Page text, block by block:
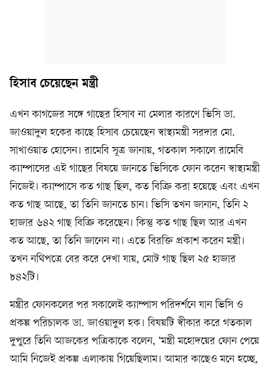
হিসাব চেয়েছেন মন্ত্রী
এখন কাগজের সঙ্গে গাছের হিসাব না মেলার কারণে ভিসি ডা.
জাওয়াদুল হকের কাছে হিসাব চেয়েছেন স্বাস্থ্যমন্ত্রী সরদার মো.
সাখাওয়াত হোসেন। রামেবি সূত্র জানায়, গতকাল সকালে রামেবি
ক্যাম্পাসের এই গাছের বিষয়ে জানতে ভিসিকে ফোন করেন স্বাস্থ্যমন্ত্রী
নিজেই। ক্যাম্পাসে কত গাছ ছিল, কত বিক্রি করা হয়েছে এবং এখন
কত গাছ আছে, তা তিনি জানতে চান। ভিসি তখন জানান, তিনি ২
হাজার ৬৪২ গাছ বিক্রি করেছেন। কিন্তু কত গাছ ছিল আর এখন
কত আছে, তা তিনি জানেন না। এতে বিরক্তি প্রকাশ করেন মন্ত্রী।
তখন নথিপত্রে বের করে দেখা যায়, মোট গাছ ছিল ২৫ হাজার
৮৪২টি।
মন্ত্রীর ফোনকলের পর সকালেই ক্যাম্পাস পরিদর্শনে যান ভিসি ও
প্রকল্প পরিচালক ডা. জাওয়াদুল হক। বিষয়টি স্বীকার করে গতকাল
দুপুরে তিনি আজকের পত্রিকাকে বলেন, ‘মন্ত্রী মহোদয়ের ফোন পেয়ে
আমি নিজেই প্রকল্প এলাকায় গিয়েছিলাম। আমার কাছেও মনে হচ্ছে,